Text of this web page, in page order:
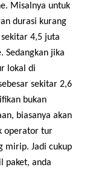
Misalnya untuk
durasi kurang
4,5 juta
Sedangkan jika
lokal di
sekitar 2,6
bukan
biasanya akan
operator tur
mirip. Jadi cukup
paket, anda